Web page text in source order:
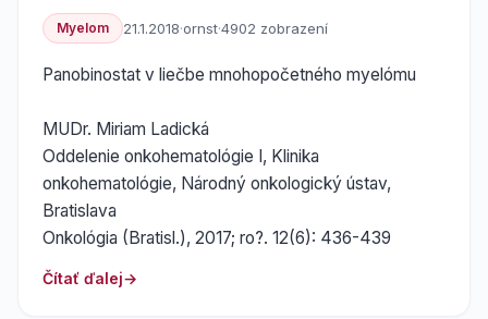
Myelom 21.1.2018·ornst·4902 zobrazení
Panobinostat v liečbe mnohopočetného myelómu
MUDr. Miriam Ladická
Oddelenie onkohematológie I, Klinika
onkohematológie, Národný onkologický ústav,
Bratislava
Onkológia (Bratisl.), 2017; ro?. 12(6): 436-439
Čítať ďalej